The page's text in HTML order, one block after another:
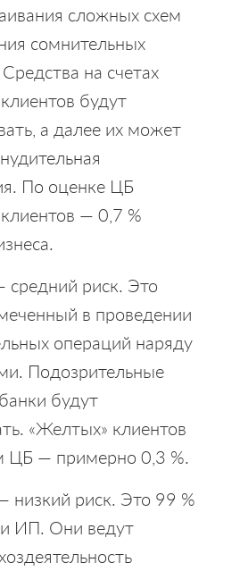
сложных схем
сомнительных
на счетах
будут
а далее их может
По оценке ЦБ
— 0,7 %
средний риск. Это
в проведении
операций наряду
Подозрительные
будут
«Желтых» клиентов
ЦБ — примерно 0,3 %.
низкий риск. Это 99 %
ИП. Они ведут